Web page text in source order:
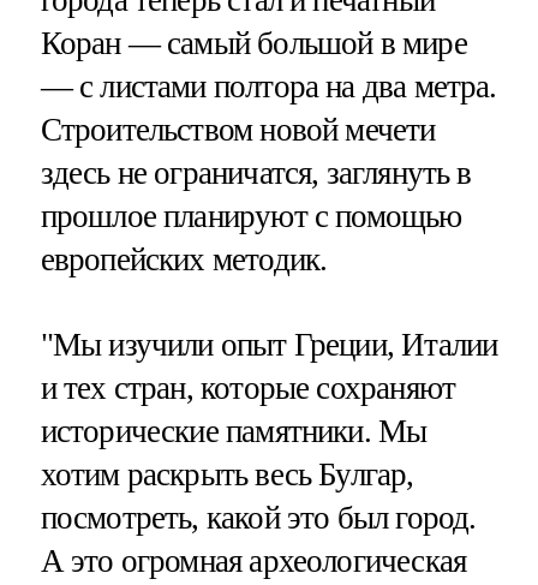
Коран — самый большой в мире
— с листами полтора на два метра.
Строительством новой мечети
здесь не ограничатся, заглянуть в
прошлое планируют с помощью
европейских методик.
"Мы изучили опыт Греции, Италии
и тех стран, которые сохраняют
исторические памятники. Мы
хотим раскрыть весь Булгар,
посмотреть, какой это был город.
А это огромная археологическая